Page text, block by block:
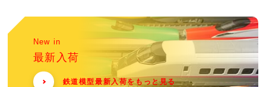
New in
最新入荷
鉄道模型最新入荷をもっと見る